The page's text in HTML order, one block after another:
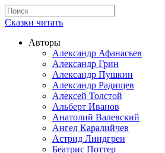
Сказки читать
Авторы
Александр Афанасьев
Александр Грин
Александр Пушкин
Александр Радищев
Алексей Толстой
Альберт Иванов
Анатолий Валевский
Ангел Каралийчев
Астрид Линдгрен
Беатрис Поттер